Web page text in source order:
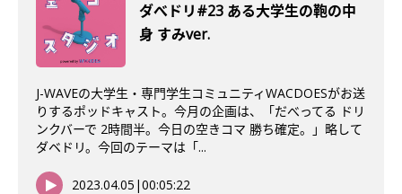
ダべドリ#23 ある大学生の鞄の中
身 すみver.
J-WAVEの大学生・専門学生コミュニティWACDOESがお送
りするポッドキャスト。今月の企画は、「だべってる ドリ
ンクバーで 2時間半。今日の空きコマ 勝ち確定。」略して
ダベドリ。今回のテーマは「...
2023.04.05 |00:05:22